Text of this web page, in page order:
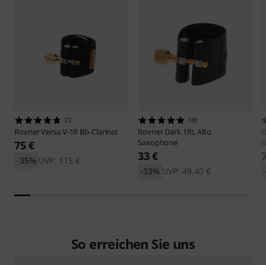
73
RovnerVersa V-1R Bb-Clarinet
75 €
UVP: 115 €
-35%
185
RovnerDark 1RL Alto
Saxophone
33 €
UVP: 49,40 €
-33%
So erreichen Sie uns